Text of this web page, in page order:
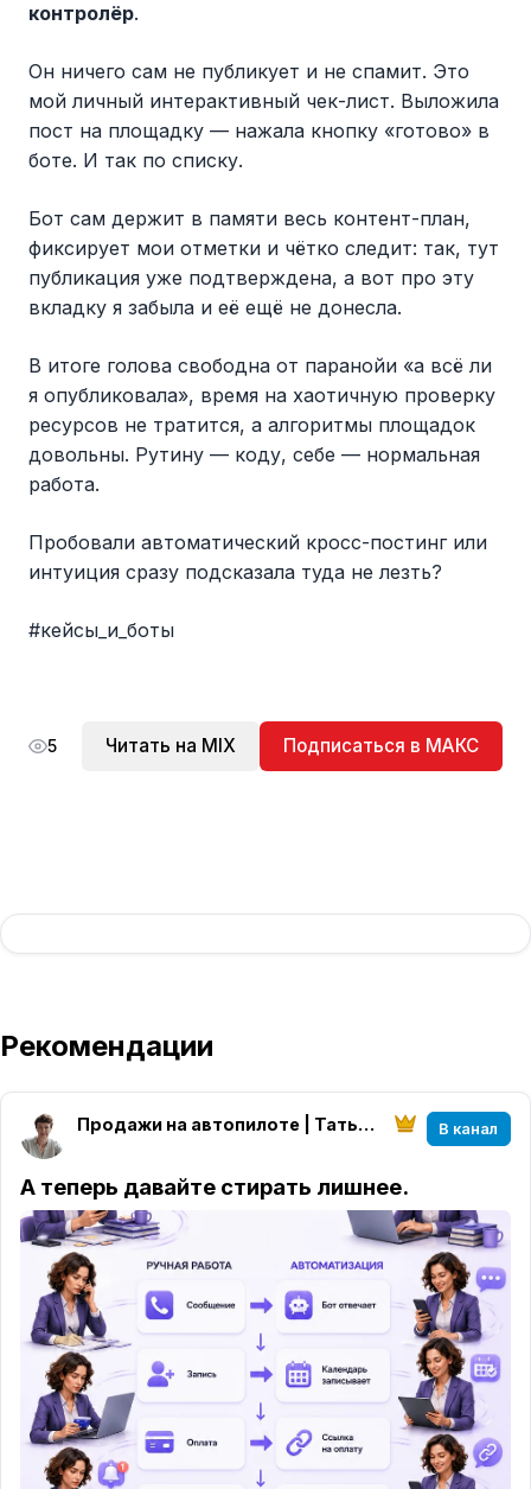
контролёр.
Он ничего сам не публикует и не спамит. Это
мой личный интерактивный чек-лист. Выложила
пост на площадку — нажала кнопку «готово» в
боте. И так по списку.
Бот сам держит в памяти весь контент-план,
фиксирует мои отметки и чётко следит: так, тут
публикация уже подтверждена, а вот про эту
вкладку я забыла и её ещё не донесла.
В итоге голова свободна от паранойи «а всё ли
я опубликовала», время на хаотичную проверку
ресурсов не тратится, а алгоритмы площадок
довольны. Рутину — коду, себе — нормальная
работа.
Пробовали автоматический кросс-постинг или
интуиция сразу подсказала туда не лезть?
#кейсы_и_боты
5 Читать на MIX Подписаться в МАКС
Рекомендации
Продажи на автопилоте | Татьяна Астафьева В канал
А теперь давайте стирать лишнее.